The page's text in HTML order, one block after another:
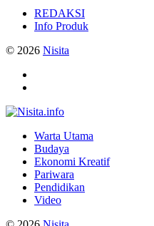
REDAKSI
Info Produk
© 2026 Nisita
Warta Utama
Budaya
Ekonomi Kreatif
Pariwara
Pendidikan
Video